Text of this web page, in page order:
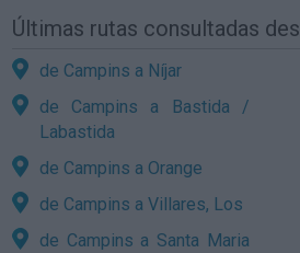
Últimas rutas consultadas
de Campins a Níjar
de Campins a Bastida /
Labastida
de Campins a Orange
de Campins a Villares, Los
de Campins a Santa Maria